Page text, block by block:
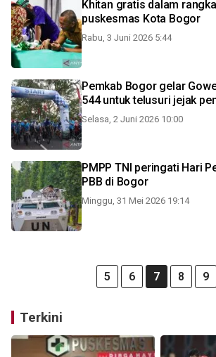
Khitan gratis dalam
puskesmas Kota Bogor
Rabu, 3 Juni 2026 5:44
Pemkab Bogor gelar
544 untuk telusuri jejak
Selasa, 2 Juni 2026 10:00
PMPP TNI peringati Hari
PBB di Bogor
Minggu, 31 Mei 2026 19:14
5 6 7 8 9
Terkini